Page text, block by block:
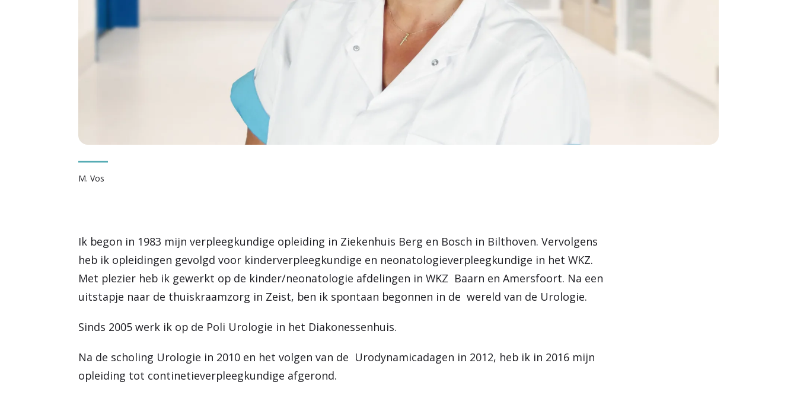
M. Vos
Ik begon in 1983 mijn verpleegkundige opleiding in Ziekenhuis Berg en Bosch in Bilthoven. Vervolgens
heb ik opleidingen gevolgd voor kinderverpleegkundige en neonatologieverpleegkundige in het WKZ.
Met plezier heb ik gewerkt op de kinder/neonatologie afdelingen in WKZ Baarn en Amersfoort. Na een
uitstapje naar de thuiskraamzorg in Zeist, ben ik spontaan begonnen in de wereld van de Urologie.
Sinds 2005 werk ik op de Poli Urologie in het Diakonessenhuis.
Na de scholing Urologie in 2010 en het volgen van de Urodynamicadagen in 2012, heb ik in 2016 mijn
opleiding tot continetieverpleegkundige afgerond.